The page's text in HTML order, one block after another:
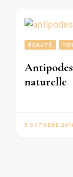
BEAUTÉ
naturelle
5 OCTOBRE